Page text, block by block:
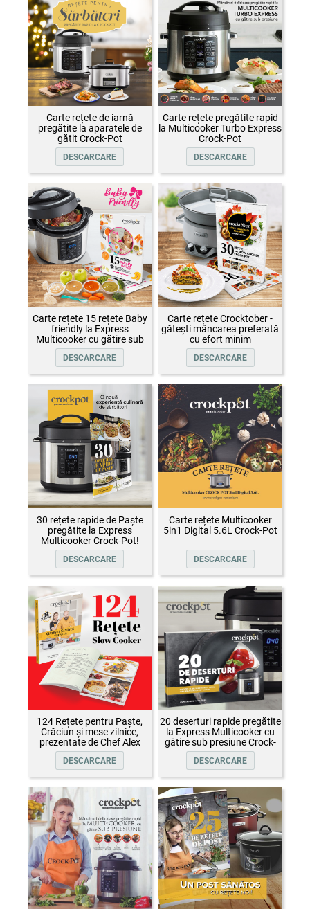
Carte rețete de iarnă
pregătite la aparatele de
gătit Crock-Pot
DESCARCARE
Carte rețete pregătite rapid
la Multicooker Turbo Express
Crock-Pot
DESCARCARE
Carte rețete 15 rețete Baby
friendly la Express
Multicooker cu gătire sub
presiune Crock-Pot
DESCARCARE
Carte rețete Crocktober -
gătești mâncarea preferată
cu efort minim
DESCARCARE
30 rețete rapide de Paște
pregătite la Express
Multicooker Crock-Pot!
DESCARCARE
Carte rețete Multicooker
5in1 Digital 5.6L Crock-Pot
DESCARCARE
124 Rețete pentru Paște,
Crăciun și mese zilnice,
prezentate de Chef Alex
Cîrțu și invitații săi
DESCARCARE
20 deserturi rapide pregătite
la Express Multicooker cu
gătire sub presiune Crock-
Pot
DESCARCARE